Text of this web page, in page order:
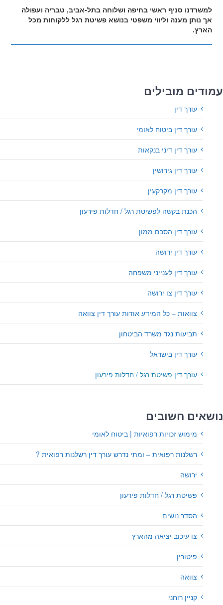
למשרדנו סניף ראשי בחיפה ושלוחה בתל-אביב, טבריה ועפולה
אך נותן מענה וליווי משפטי בנושא פשיטת רגל ללקוחות מכל
הארץ.
עמודים מובילים
עורך דין
עורך דין ביטוח לאומי
עורך דין דיני בנקאות
עורך דין גירושין
עורך דין מקרקעין
הכנת בקשה לפשיטת רגל / חדלות פירעון
עורך דין הסכם ממון
עורך דין ירושה
עורך דין לענייני משפחה
עורך דין צו ירושה
צוואות – כל המידע אודות עורך דין צוואה
תביעות נגד משרד הביטחון
עורך דין בישראל
עורך דין פשיטת רגל / חדלות פירעון
נושאים חשובים
מימוש זכויות רפואיות | ביטוח לאומי
רשלנות רפואית – ומתי נדרש עורך דין רשלנות רפואית ?
ירושה
פשיטת רגל / חדלות פירעון
הסדר נושים
צו עיכוב יציאה מהארץ
פיטורין
צוואה
קניין רוחני